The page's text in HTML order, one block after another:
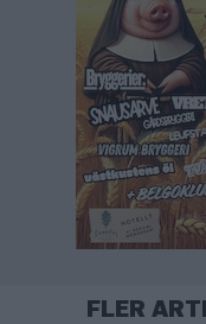
FLER